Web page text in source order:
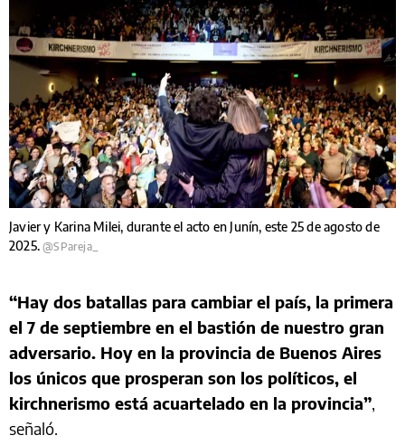
Javier y Karina Milei, durante el acto en Junín, este 25 de agosto de
2025.@SPareja_
“Hay dos batallas para cambiar el país, la primera
el 7 de septiembre en el bastión de nuestro gran
adversario. Hoy en la provincia de Buenos Aires
los únicos que prosperan son los políticos, el
kirchnerismo está acuartelado en la provincia”,
señaló.